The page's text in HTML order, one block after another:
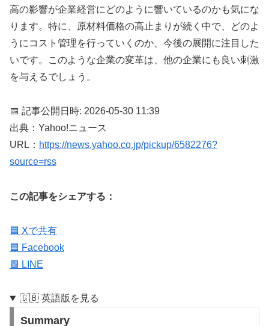
高の影響が企業経営にどのように響いているのかも気にな
ります。特に、原材料価格の高止まりが続く中で、どのよ
うにコスト管理を行っていくのか、今後の展開に注目した
いです。このような企業の変革は、他の企業にも良い刺激
を与えるでしょう。
📅 記事公開日時: 2026-05-30 11:39
出典：Yahoo!ニュース
URL： https://news.yahoo.co.jp/pickup/6582276?
source=rss
この記事をシェアする：
🟦 Xで共有
🟦 Facebook
🟩 LINE
🇬🇧 英語版を見る
Summary